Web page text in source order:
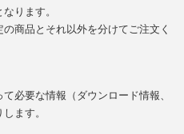
ります。
商品とそれ以外を分けてご注文く
必要な情報（ダウンロード情報、
ます。